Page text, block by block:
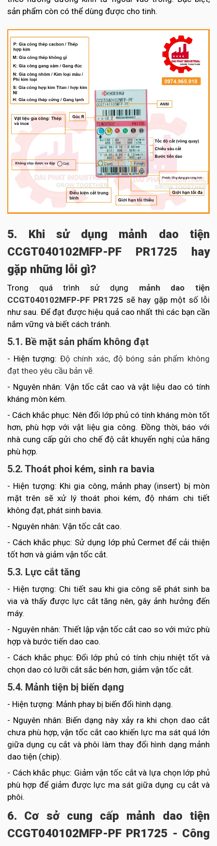
sản phẩm còn có thể dùng được cho tinh.
5. Khi sử dụng mảnh dao tiện
CCGT040102MFP-PF PR1725 hay
gặp những lỗi gì?
Trong quá trình sử dụng mảnh dao tiện
CCGT040102MFP-PF PR1725 sẽ hay gặp một số lỗi
như sau. Để đạt được hiệu quả cao nhất thì các bạn cần
nắm vững và biết cách tránh.
5.1. Bề mặt sản phẩm không đạt
- Hiện tượng: Độ chính xác, độ bóng sản phẩm không
đạt theo yêu cầu bản vẽ.
- Nguyên nhân: Vận tốc cắt cao và vật liệu dao có tính
kháng mòn kém.
- Cách khắc phục: Nên đổi lớp phủ có tính kháng mòn tốt
hơn, phù hợp với vật liệu gia công. Đồng thời, báo với
nhà cung cấp gửi cho chế độ cắt khuyến nghị của hãng
phù hợp.
5.2. Thoát phoi kém, sinh ra bavia
- Hiện tượng: Khi gia công, mảnh phay (insert) bị mòn
mặt trên sẽ xử lý thoát phoi kém, độ nhám chi tiết
không đạt, phát sinh bavia.
- Nguyên nhân: Vận tốc cắt cao.
- Cách khắc phục: Sử dụng lớp phủ Cermet để cải thiện
tốt hơn và giảm vận tốc cắt.
5.3. Lực cắt tăng
- Hiện tượng: Chi tiết sau khi gia công sẽ phát sinh ba
via và thấy được lực cắt tăng nên, gây ảnh hưởng đến
máy.
- Nguyên nhân: Thiết lập vận tốc cắt cao so với mức phù
hợp và bước tiến dao cao.
- Cách khắc phục: Đổi lớp phủ có tính chịu nhiệt tốt và
chọn dao có lưỡi cắt sắc bén hơn, giảm vận tốc cắt.
5.4. Mảnh tiện bị biến dạng
- Hiện tượng: Mảnh phay bị biến đổi hình dạng.
- Nguyên nhân: Biến dạng này xảy ra khi chọn dao cắt
chưa phù hợp, vận tốc cắt cao khiến lực ma sát quá lớn
giữa dụng cụ cắt và phôi làm thay đổi hình dạng mảnh
dao tiện (chip).
- Cách khắc phục: Giảm vận tốc cắt và lựa chọn lớp phủ
phù hợp để giảm được lực ma sát giữa dụng cụ cắt và
phôi.
6. Cơ sở cung cấp mảnh dao tiện
CCGT040102MFP-PF PR1725 - Công